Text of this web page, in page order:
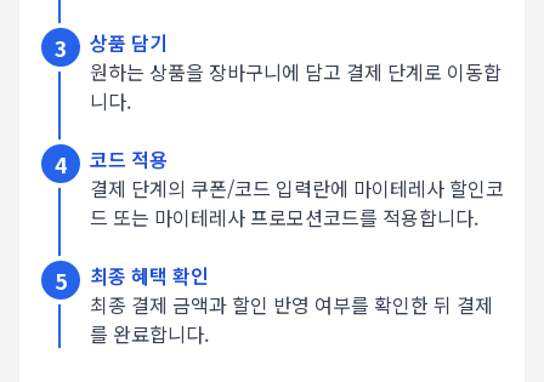
3
상품 담기
원하는 상품을 장바구니에 담고 결제 단계로 이동합
니다.
4
코드 적용
결제 단계의 쿠폰/코드 입력란에 마이테레사 할인코
드 또는 마이테레사 프로모션코드를 적용합니다.
5
최종 혜택 확인
최종 결제 금액과 할인 반영 여부를 확인한 뒤 결제
를 완료합니다.